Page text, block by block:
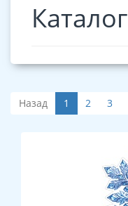
Каталог
Назад 1 2 3